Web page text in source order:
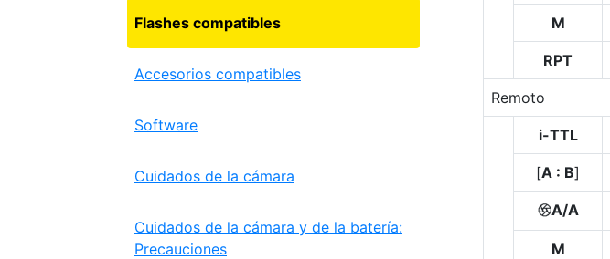
Flashes compatibles
Accesorios compatibles
Software
Cuidados de la cámara
Cuidados de la cámara y de la batería:
Precauciones
M
RPT
Remoto
i-TTL
[A : B]
qA/A
M